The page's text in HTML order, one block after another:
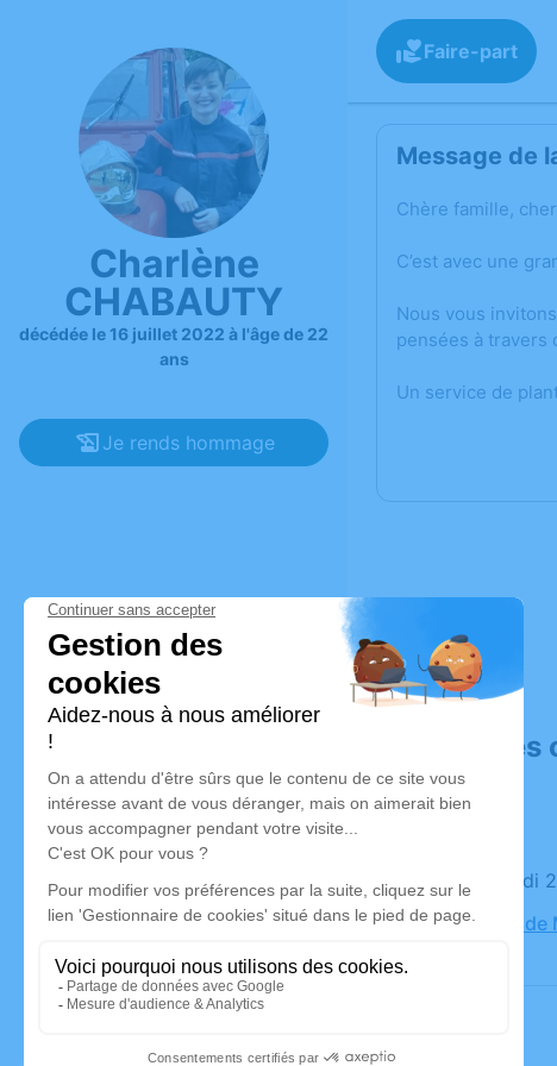
Charlène
CHABAUTY
décédée le 16 juillet 2022 à l'âge de 22
ans
Je rends hommage
Faire-part
Message de
Chère famille,
C’est avec une
Nous vous
pensées à travers
Un service de
Déroulé
Le
Cimetière de